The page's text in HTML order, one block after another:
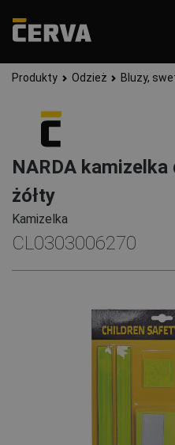
Produkty Odzież Bluzy,
NARDA
żółty
Kamizelka
CL0303006270